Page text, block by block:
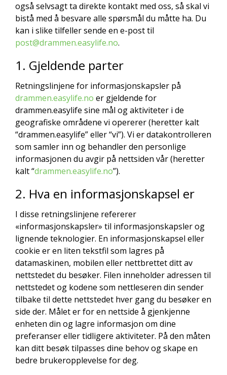
også selvsagt ta direkte kontakt med oss, så skal vi
bistå med å besvare alle spørsmål du måtte ha. Du
kan i slike tilfeller sende en e-post til
post@drammen.easylife.no.
1. Gjeldende parter
Retningslinjene for informasjonskapsler på
drammen.easylife.no er gjeldende for
drammen.easylife sine mål og aktiviteter i de
geografiske områdene vi opererer (heretter kalt
“drammen.easylife” eller “vi”). Vi er datakontrolleren
som samler inn og behandler den personlige
informasjonen du avgir på nettsiden vår (heretter
kalt “drammen.easylife.no”).
2. Hva en informasjonskapsel er
I disse retningslinjene refererer
«informasjonskapsler» til informasjonskapsler og
lignende teknologier. En informasjonskapsel eller
cookie er en liten tekstfil som lagres på
datamaskinen, mobilen eller nettbrettet ditt av
nettstedet du besøker. Filen inneholder adressen til
nettstedet og kodene som nettleseren din sender
tilbake til dette nettstedet hver gang du besøker en
side der. Målet er for en nettside å gjenkjenne
enheten din og lagre informasjon om dine
preferanser eller tidligere aktiviteter. På den måten
kan ditt besøk tilpasses dine behov og skape en
bedre brukeropplevelse for deg.